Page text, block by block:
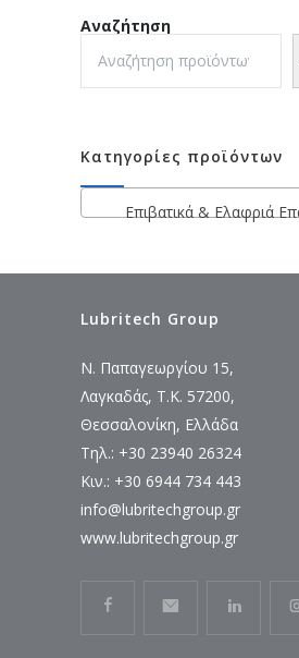
Αναζήτηση
Κατηγορίες προϊόντων
Επιβατικά & Ελαφριά
Lubritech Group
Ν. Παπαγεωργίου 15,
Λαγκαδάς, Τ.Κ. 57200,
Θεσσαλονίκη, Ελλάδα
Τηλ.: +30 23940 26324
Κιν.: +30 6944 734 443
info@lubritechgroup.gr
www.lubritechgroup.gr